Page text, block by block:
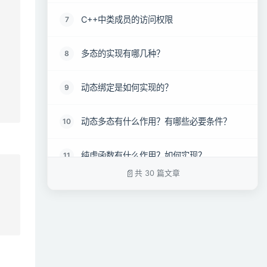
7 C++中类成员的访问权限
8 多态的实现有哪几种？
9 动态绑定是如何实现的？
10 动态多态有什么作用？有哪些必要条件？
11 纯虚函数有什么作用？如何实现？
共 30 篇文章